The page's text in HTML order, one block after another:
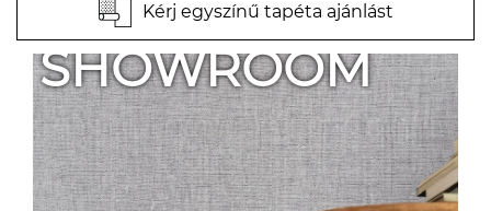
Kérj egyszínű tapéta ajánlást
SHOWROOM